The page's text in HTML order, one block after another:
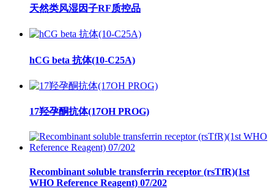
天然类风湿因子RF质控品
hCG beta 抗体(10-C25A)
17羟孕酮抗体(17OH PROG)
Recombinant soluble transferrin receptor (rsTfR)(1st
WHO Reference Reagent) 07/202